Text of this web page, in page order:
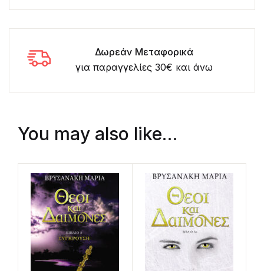
Δωρεάν Μεταφορικά
για παραγγελίες 30€ και άνω
You may also like…